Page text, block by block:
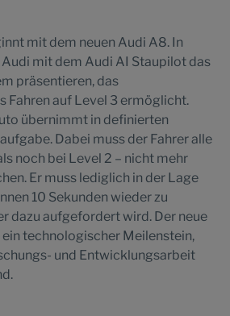
mit dem neuen Audi A8. In
mit dem Audi AI Staupilot das
präsentieren, das
Fahren auf Level 3 ermöglicht.
übernimmt in definierten
Dabei muss der Fahrer alle
noch bei Level 2 – nicht mehr
Er muss lediglich in der Lage
10 Sekunden wieder zu
dazu aufgefordert wird. Der neue
technologischer Meilenstein,
und Entwicklungsarbeit